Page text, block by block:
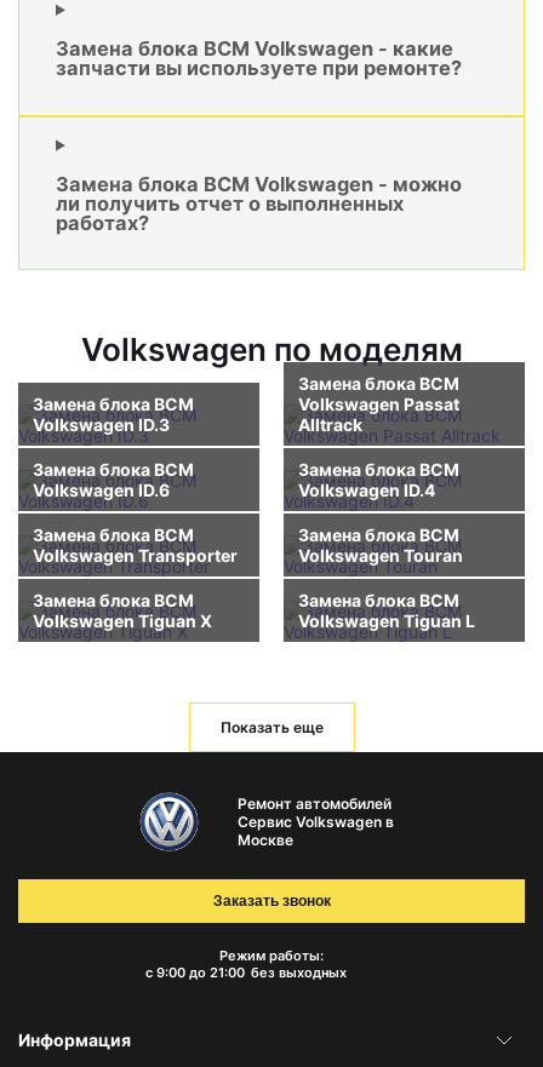
Замена блока BCM Volkswagen - какие
запчасти вы используете при ремонте?
Замена блока BCM Volkswagen - можно
ли получить отчет о выполненных
работах?
Volkswagen по моделям
Замена блока BCM
Volkswagen ID.3
Замена блока BCM
Volkswagen Passat
Alltrack
Замена блока BCM
Volkswagen ID.6
Замена блока BCM
Volkswagen ID.4
Замена блока BCM
Volkswagen Transporter
Замена блока BCM
Volkswagen Touran
Замена блока BCM
Volkswagen Tiguan X
Замена блока BCM
Volkswagen Tiguan L
Показать еще
Ремонт автомобилей
Сервис Volkswagen в
Москве
Режим работы:
с 9:00 до 21:00 без выходных
Заказать звонок
Информация